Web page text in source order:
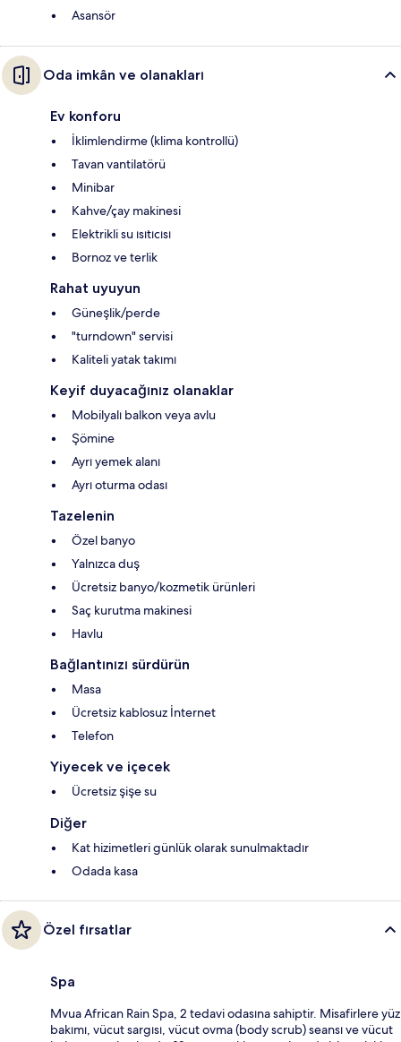
Asansör
Oda imkân ve olanakları
Ev konforu
İklimlendirme (klima kontrollü)
Tavan vantilatörü
Minibar
Kahve/çay makinesi
Elektrikli su ısıtıcısı
Bornoz ve terlik
Rahat uyuyun
Güneşlik/perde
"turndown" servisi
Kaliteli yatak takımı
Keyif duyacağınız olanaklar
Mobilyalı balkon veya avlu
Şömine
Ayrı yemek alanı
Ayrı oturma odası
Tazelenin
Özel banyo
Yalnızca duş
Ücretsiz banyo/kozmetik ürünleri
Saç kurutma makinesi
Havlu
Bağlantınızı sürdürün
Masa
Ücretsiz kablosuz İnternet
Telefon
Yiyecek ve içecek
Ücretsiz şişe su
Diğer
Kat hizimetleri günlük olarak sunulmaktadır
Odada kasa
Özel fırsatlar
Spa
Mvua African Rain Spa, 2 tedavi odasına sahiptir. Misafirlere yüz
bakımı, vücut sargısı, vücut ovma (body scrub) seansı ve vücut